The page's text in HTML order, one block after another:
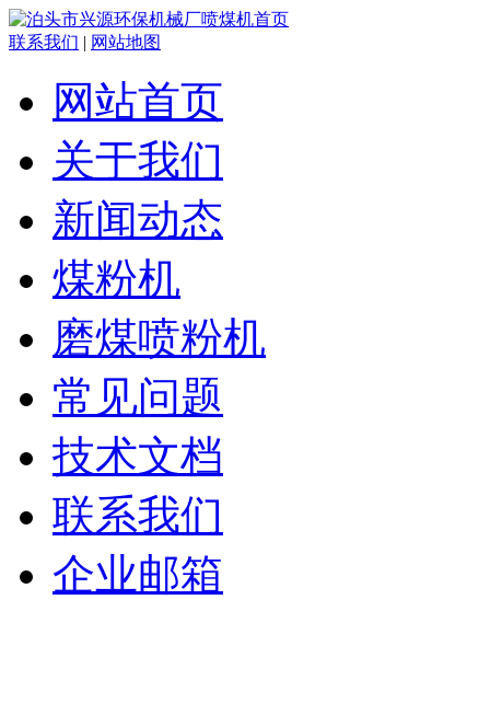
联系我们 | 网站地图
网站首页
关于我们
新闻动态
煤粉机
磨煤喷粉机
常见问题
技术文档
联系我们
企业邮箱